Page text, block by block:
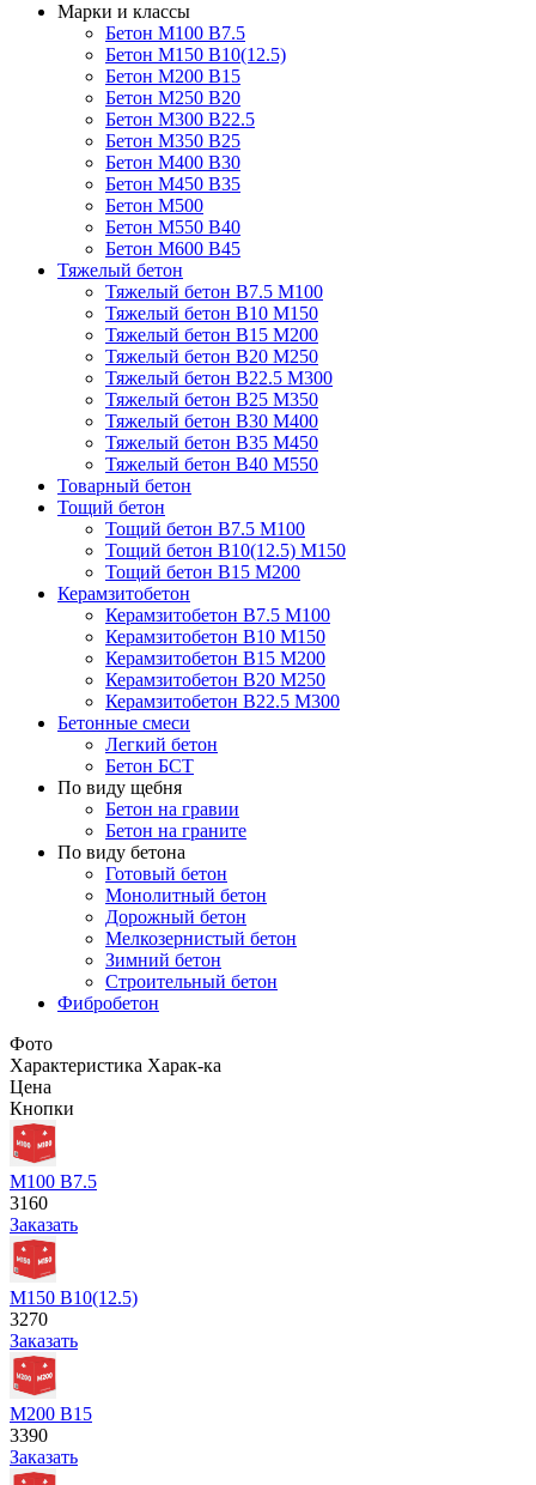
Марки и классы
Бетон М100 В7.5
Бетон М150 В10(12.5)
Бетон М200 В15
Бетон М250 В20
Бетон М300 В22.5
Бетон М350 В25
Бетон М400 В30
Бетон М450 В35
Бетон М500
Бетон М550 В40
Бетон М600 В45
Тяжелый бетон
Тяжелый бетон В7.5 М100
Тяжелый бетон В10 М150
Тяжелый бетон В15 М200
Тяжелый бетон В20 М250
Тяжелый бетон В22.5 М300
Тяжелый бетон В25 М350
Тяжелый бетон В30 М400
Тяжелый бетон В35 М450
Тяжелый бетон В40 М550
Товарный бетон
Тощий бетон
Тощий бетон В7.5 М100
Тощий бетон В10(12.5) М150
Тощий бетон В15 М200
Керамзитобетон
Керамзитобетон В7.5 М100
Керамзитобетон В10 М150
Керамзитобетон В15 М200
Керамзитобетон В20 М250
Керамзитобетон В22.5 М300
Бетонные смеси
Легкий бетон
Бетон БСТ
По виду щебня
Бетон на гравии
Бетон на граните
По виду бетона
Готовый бетон
Монолитный бетон
Дорожный бетон
Мелкозернистый бетон
Зимний бетон
Строительный бетон
Фибробетон
Фото
Характеристика Харак-ка
Цена
Кнопки
М100 В7.5
3160
Заказать
М150 В10(12.5)
3270
Заказать
М200 В15
3390
Заказать